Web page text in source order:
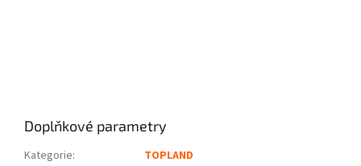
Doplňkové parametry
Kategorie:
TOPLAND